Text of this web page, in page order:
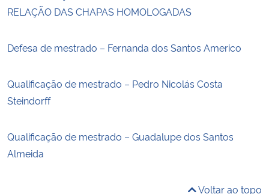
RELAÇÃO DAS CHAPAS HOMOLOGADAS
Defesa de mestrado – Fernanda dos Santos Americo
Qualificação de mestrado – Pedro Nicolás Costa
Steindorff
Qualificação de mestrado – Guadalupe dos Santos
Almeida
Voltar ao topo